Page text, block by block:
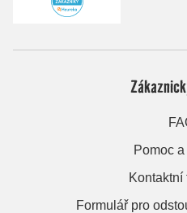
Pomoc
Kontaktní
Formulář pro